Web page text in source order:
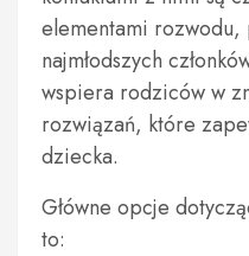
elementami
najmłodszych
wspiera rodziców w
rozwiązań, które
dziecka.
Główne opcje
to: